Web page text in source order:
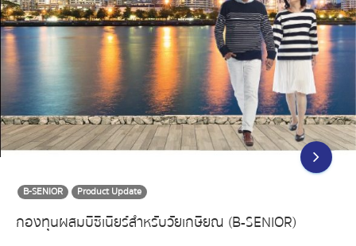
B-SENIOR Product Update
กองทุนผสมบีซีเนียร์สำหรับวัยเกษียณ (B-SENIOR)